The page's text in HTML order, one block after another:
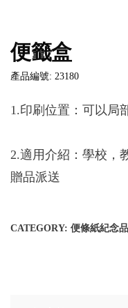
便籤盒
產品編號: 23180
1.印刷位置：可以局
2.適用介紹：學校，
贈品派送
CATEGORY: 便條紙紀念品